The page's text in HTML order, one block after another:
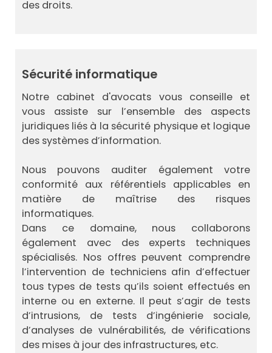
des droits.
Sécurité informatique
Notre cabinet d'avocats vous conseille et
vous assiste sur l’ensemble des aspects
juridiques liés à la sécurité physique et logique
des systèmes d’information.
Nous pouvons auditer également votre
conformité aux référentiels applicables en
matière de maîtrise des risques
informatiques.
Dans ce domaine, nous collaborons
également avec des experts techniques
spécialisés. Nos offres peuvent comprendre
l’intervention de techniciens afin d’effectuer
tous types de tests qu’ils soient effectués en
interne ou en externe. Il peut s’agir de tests
d’intrusions, de tests d’ingénierie sociale,
d’analyses de vulnérabilités, de vérifications
des mises à jour des infrastructures, etc.